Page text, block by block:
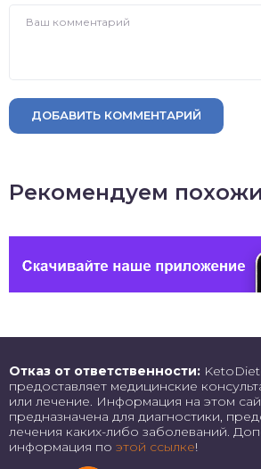
ДОБАВИТЬ КОММЕНТАРИЙ
Рекомендуем
Отказ от ответственности:
предоставляет медицинские
или лечение. Информация на этом
предназначена для диагностики,
лечения каких-либо заболеваний.
информация по этой ссылке!